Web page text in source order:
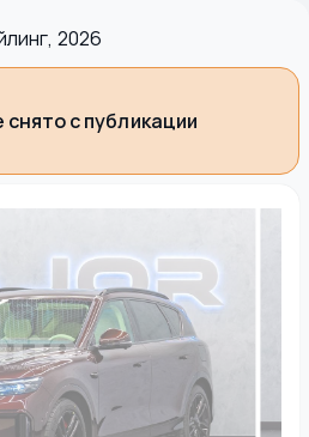
2026
с публикации